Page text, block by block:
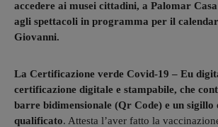
accedere ai musei cittadini, a Palomar
agli spettacoli in programma per il
Giovanni.
La Certificazione verde Covid-19 – Eu
certificazione digitale e stampabile, che
barre bidimensionale (Qr Code) e un sigillo
qualificato. Attesta l’aver fatto la